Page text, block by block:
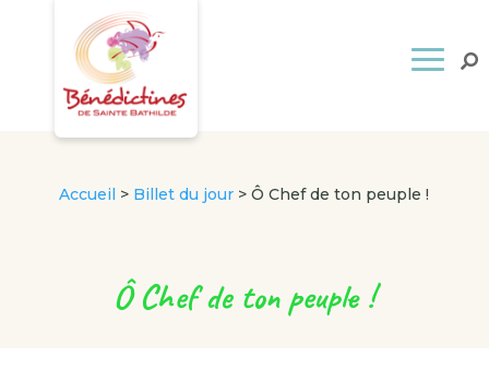
Accueil > Billet du jour >Ô Chef de ton peuple !
Ô Chef de ton peuple !